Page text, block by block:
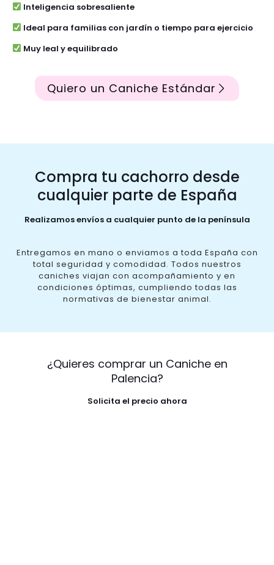
Inteligencia sobresaliente
Ideal para familias con jardín o tiempo para ejercicio
Muy leal y equilibrado
Quiero un Caniche Estándar
Compra tu cachorro desde
cualquier parte de España
Realizamos envíos a cualquier punto de la península
Entregamos en mano o enviamos a toda España con
total seguridad y comodidad. Todos nuestros
caniches viajan con acompañamiento y en
condiciones óptimas, cumpliendo todas las
normativas de bienestar animal.
¿Quieres comprar un Caniche en
Palencia?
Solicita el precio ahora